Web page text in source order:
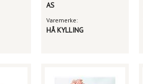
AS
Varemerke:
HÅ KYLLING